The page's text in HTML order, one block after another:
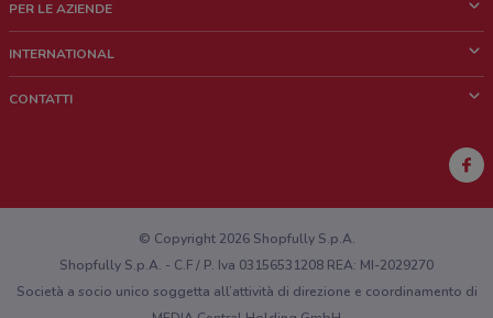
Chi siamo
Lavora con noi
PER LE AZIENDE
Richieste commerciali e marketing
INTERNATIONAL
CONTATTI
Hai un malfunzionamento sul web o sull'app?
© Copyright 2026 Shopfully S.p.A.
Shopfully S.p.A. - C.F / P. Iva 03156531208 REA: MI-2029270
Società a socio unico soggetta all’attività di direzione e coordinamento di